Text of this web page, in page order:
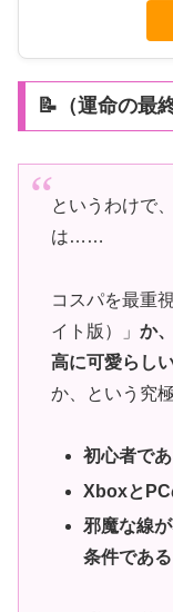
📝（運命の最
というわけで
は……
コスパを最重
イト版）」 か
高に可愛らし
か、という究
初心者で
XboxとPC
邪魔な線
条件であ